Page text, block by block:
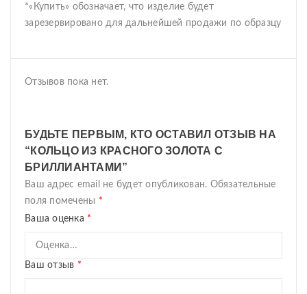
*«Купить» обозначает, что изделие будет
зарезервировано для дальнейшей продажи по образцу
Отзывов пока нет.
БУДЬТЕ ПЕРВЫМ, КТО ОСТАВИЛ ОТЗЫВ НА
“КОЛЬЦО ИЗ КРАСНОГО ЗОЛОТА С
БРИЛЛИАНТАМИ”
Ваш адрес email не будет опубликован. Обязательные
поля помечены *
Ваша оценка *
Ваш отзыв *